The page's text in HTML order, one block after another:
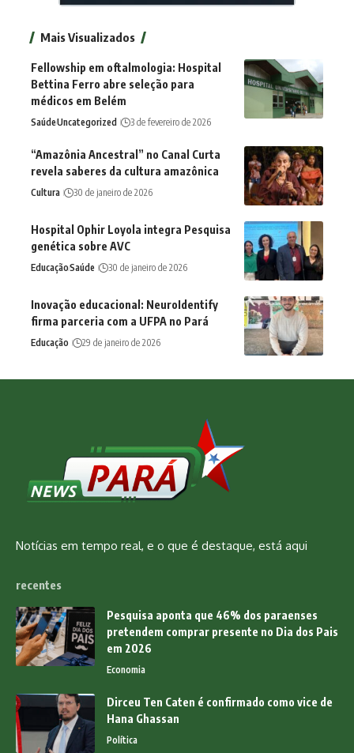
Mais Visualizados
Fellowship em oftalmologia: Hospital
Bettina Ferro abre seleção para
médicos em Belém
SaúdeUncategorized 3 de fevereiro de 2026
“Amazônia Ancestral” no Canal Curta
revela saberes da cultura amazônica
Cultura 30 de janeiro de 2026
Hospital Ophir Loyola integra Pesquisa
genética sobre AVC
EducaçãoSaúde 30 de janeiro de 2026
Inovação educacional: NeuroIdentify
firma parceria com a UFPA no Pará
Educação 29 de janeiro de 2026
Notícias em tempo real, e o que é destaque, está aqui
recentes
Pesquisa aponta que 46% dos paraenses
pretendem comprar presente no Dia dos Pais
em 2026
Economia
Dirceu Ten Caten é confirmado como vice de
Hana Ghassan
Política